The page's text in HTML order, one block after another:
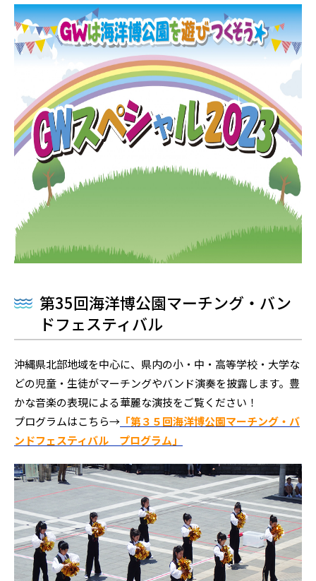
第35回海洋博公園マーチング・バン
ドフェスティバル
沖縄県北部地域を中心に、県内の小・中・高等学校・大学な
どの児童・生徒がマーチングやバンド演奏を披露します。豊
かな音楽の表現による華麗な演技をご覧ください！
プログラムはこちら→ 「第３５回海洋博公園マーチング・バ
ンドフェスティバル プログラム」